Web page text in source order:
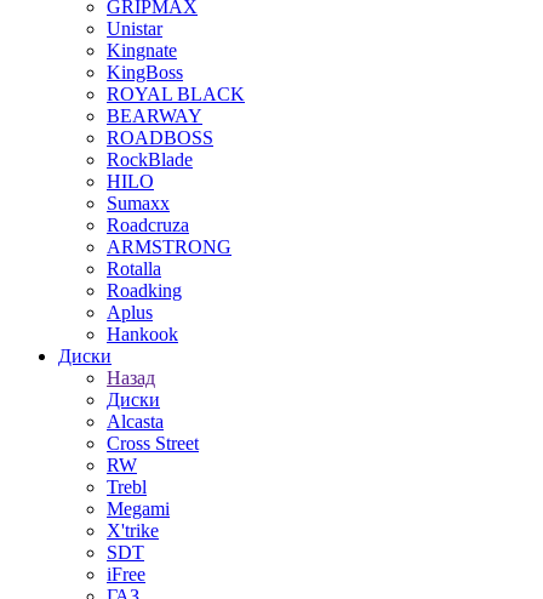
GRIPMAX
Unistar
Kingnate
KingBoss
ROYAL BLACK
BEARWAY
ROADBOSS
RockBlade
HILO
Sumaxx
Roadcruza
ARMSTRONG
Rotalla
Roadking
Aplus
Hankook
Диски
Назад
Диски
Alcasta
Cross Street
RW
Trebl
Megami
X'trike
SDT
iFree